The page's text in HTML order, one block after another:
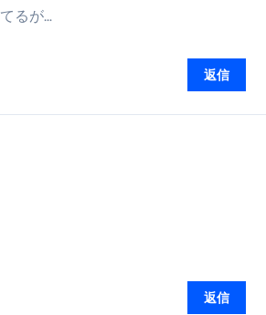
ら“全部まとめて”安心スタート
・人工羽毛・調温・吸湿発熱…あなた
ト・天然木まで徹底分類！室内で“足
攻略ガイド｜海外・国内旅行を最安
感染対策になる ―
何か──「飲む」という行為を再定義
るが…
返信
返信